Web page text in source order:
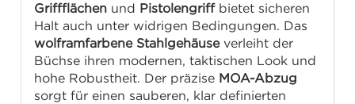
Griffflächen und Pistolengriffbietet sicheren
Halt auch unter widrigen Bedingungen. Das
wolframfarbene Stahlgehäuseverleiht der
Büchse ihren modernen, taktischen Look und
hohe Robustheit. Der präzise MOA-Abzug
sorgt für einen sauberen, klar definierten